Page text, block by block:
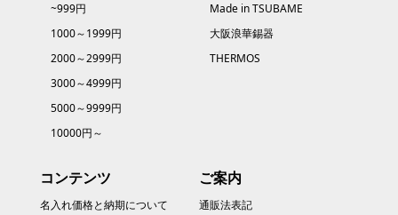
~999円
1000～1999円
2000～2999円
3000～4999円
5000～9999円
10000円～
Made in TSUBAME
大阪浪華錫器
THERMOS
コンテンツ
名入れ価格と納期について
ご案内
通販法表記